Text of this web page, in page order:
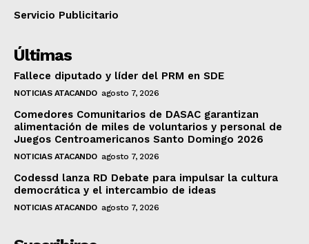
Servicio Publicitario
Últimas
Fallece diputado y líder del PRM en SDE
NOTICIAS ATACANDO agosto 7, 2026
Comedores Comunitarios de DASAC garantizan
alimentación de miles de voluntarios y personal de
Juegos Centroamericanos Santo Domingo 2026
NOTICIAS ATACANDO agosto 7, 2026
Codessd lanza RD Debate para impulsar la cultura
democrática y el intercambio de ideas
NOTICIAS ATACANDO agosto 7, 2026